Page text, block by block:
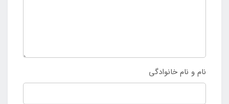
نام و نام خانوادگی